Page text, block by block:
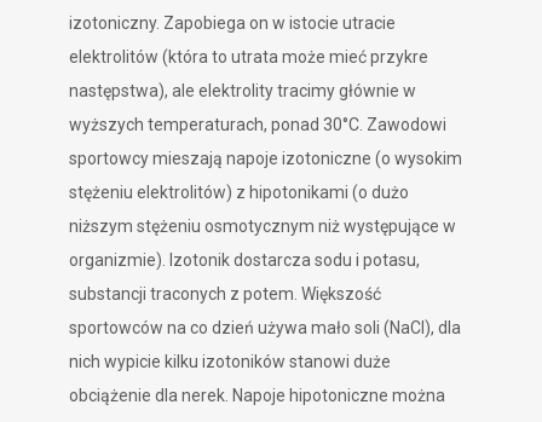
izotoniczny. Zapobiega on w istocie utracie
elektrolitów (która to utrata może mieć przykre
następstwa), ale elektrolity tracimy głównie w
wyższych temperaturach, ponad 30°C. Zawodowi
sportowcy mieszają napoje izotoniczne (o wysokim
stężeniu elektrolitów) z hipotonikami (o dużo
niższym stężeniu osmotycznym niż występujące w
organizmie). Izotonik dostarcza sodu i potasu,
substancji traconych z potem. Większość
sportowców na co dzień używa mało soli (NaCl), dla
nich wypicie kilku izotoników stanowi duże
obciążenie dla nerek. Napoje hipotoniczne można